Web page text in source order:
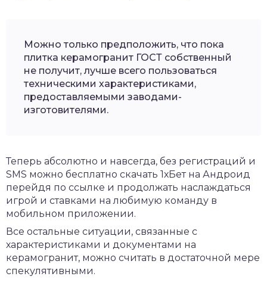
Можно только предположить, что пока
плитка керамогранит ГОСТ собственный
не получит, лучше всего пользоваться
техническими характеристиками,
предоставляемыми заводами-
изготовителями.
Теперь абсолютно и навсегда, без регистраций и
SMS можно бесплатно скачать 1хБет на Андроид
перейдя по ссылке и продолжать наслаждаться
игрой и ставками на любимую команду в
мобильном приложении.
Все остальные ситуации, связанные с
характеристиками и документами на
керамогранит, можно считать в достаточной мере
спекулятивными.